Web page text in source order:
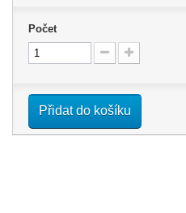
Počet
Přidat do košíku